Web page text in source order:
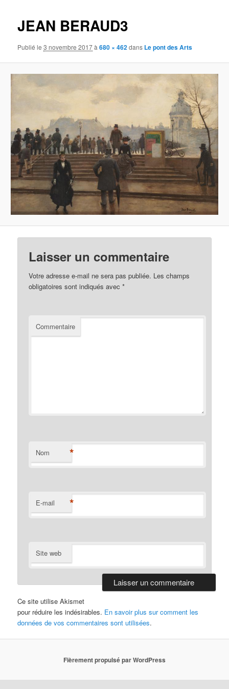
JEAN BERAUD3
Publié le3 novembre 2017à680 × 462dans Le pont des Arts
Laisser un commentaire
Votre adresse e-mail ne sera pas publiée. Les champs
obligatoires sont indiqués avec*
Commentaire
Nom *
E-mail *
Site web
Ce site utilise Akismet
pour réduire les indésirables. En savoir plus sur comment les
données de vos commentaires sont utilisées.
Fièrement propulsé par WordPress